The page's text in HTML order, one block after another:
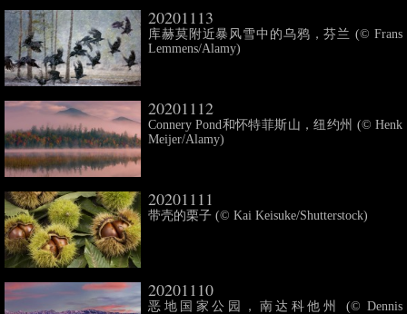
20201113
库赫莫附近暴风雪中的乌鸦，芬兰 (© Frans
Lemmens/Alamy)
20201112
Connery Pond和怀特菲斯山，纽约州 (© Henk
Meijer/Alamy)
20201111
带壳的栗子 (© Kai Keisuke/Shutterstock)
20201110
恶地国家公园，南达科他州 (© Dennis